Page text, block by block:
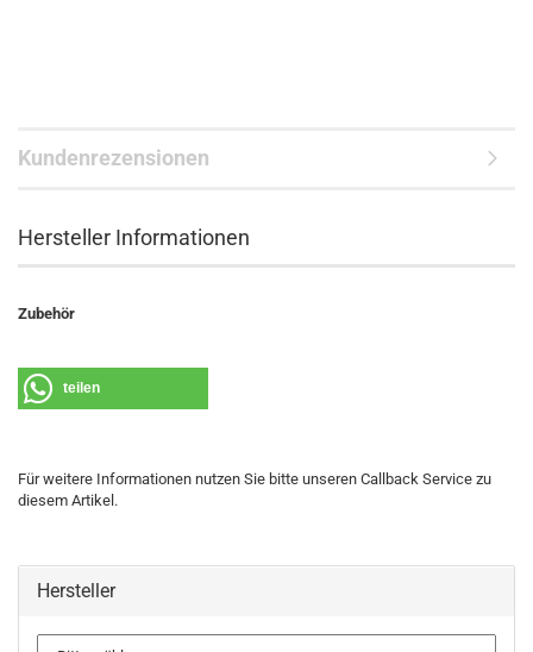
Kundenrezensionen
Hersteller Informationen
Zubehör
teilen
Für weitere Informationen nutzen Sie bitte unseren Callback Service zu
diesem Artikel.
Hersteller